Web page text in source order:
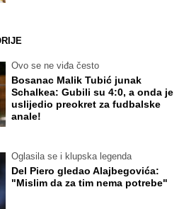
Ovo se ne viđa često
Bosanac Malik Tubić junak
Schalkea: Gubili su 4:0, a onda je
uslijedio preokret za fudbalske
anale!
Oglasila se i klupska legenda
Del Piero gledao Alajbegovića:
"Mislim da za tim nema potrebe"